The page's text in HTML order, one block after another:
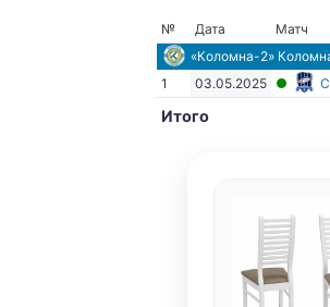
№ Дата Матч
«Коломна-2»
1
03.05.2025
Итого